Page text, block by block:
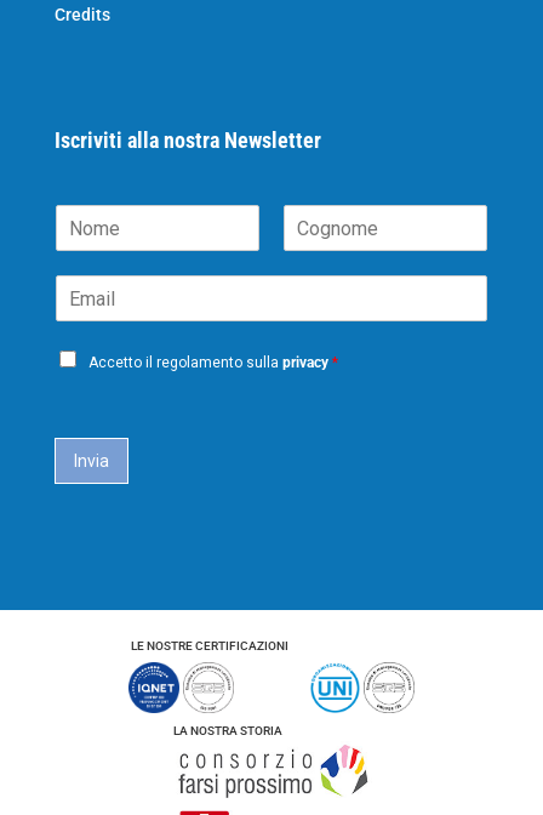
Credits
Iscriviti alla nostra Newsletter
o
e
o
n
m
e
m
P
c
Accetto il regolamento sulla privacy *
Invia
LE NOSTRE CERTIFICAZIONI
LA NOSTRA STORIA